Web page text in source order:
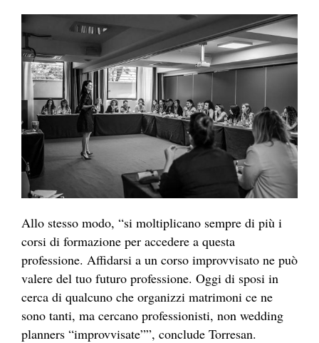
Allo stesso modo, “si moltiplicano sempre di più i
corsi di formazione per accedere a questa
professione. Affidarsi a un corso improvvisato ne può
valere del tuo futuro professione. Oggi di sposi in
cerca di qualcuno che organizzi matrimoni ce ne
sono tanti, ma cercano professionisti, non wedding
planners “improvvisate””, conclude Torresan.